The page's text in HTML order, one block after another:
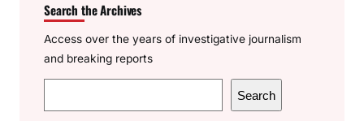
Search the Archives
Access over the years of investigative journalism
and breaking reports
e
Search